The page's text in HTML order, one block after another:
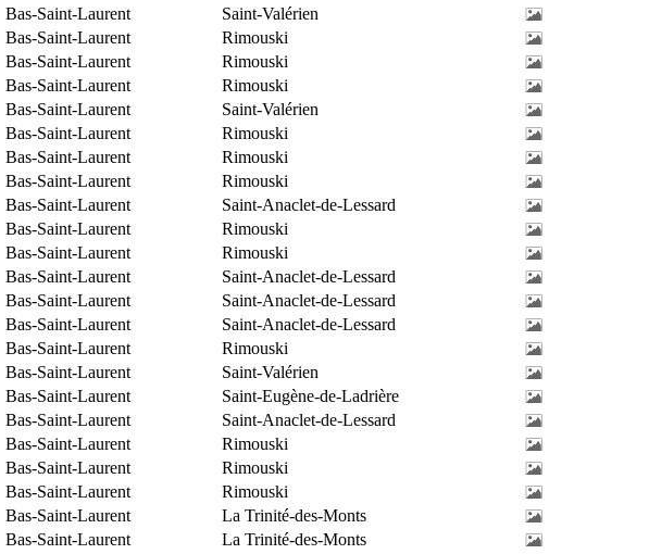
Bas-Saint-Laurent
Saint-Valérien
Bas-Saint-Laurent
Rimouski
Bas-Saint-Laurent
Rimouski
Bas-Saint-Laurent
Rimouski
Bas-Saint-Laurent
Saint-Valérien
Bas-Saint-Laurent
Rimouski
Bas-Saint-Laurent
Rimouski
Bas-Saint-Laurent
Rimouski
Bas-Saint-Laurent
Saint-Anaclet-de-Lessard
Bas-Saint-Laurent
Rimouski
Bas-Saint-Laurent
Rimouski
Bas-Saint-Laurent
Saint-Anaclet-de-Lessard
Bas-Saint-Laurent
Saint-Anaclet-de-Lessard
Bas-Saint-Laurent
Saint-Anaclet-de-Lessard
Bas-Saint-Laurent
Rimouski
Bas-Saint-Laurent
Saint-Valérien
Bas-Saint-Laurent
Saint-Eugène-de-Ladrière
Bas-Saint-Laurent
Saint-Anaclet-de-Lessard
Bas-Saint-Laurent
Rimouski
Bas-Saint-Laurent
Rimouski
Bas-Saint-Laurent
Rimouski
Bas-Saint-Laurent
La Trinité-des-Monts
Bas-Saint-Laurent La Trinité-des-Monts